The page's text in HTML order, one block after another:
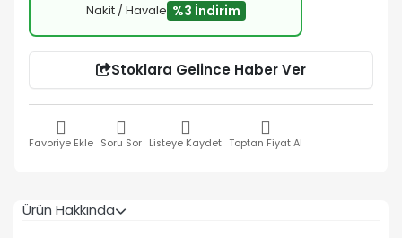
Nakit / Havale %3 İndirim
Stoklara Gelince Haber Ver
Favoriye Ekle Soru Sor Listeye Kaydet Toptan Fiyat Al
Ürün Hakkında